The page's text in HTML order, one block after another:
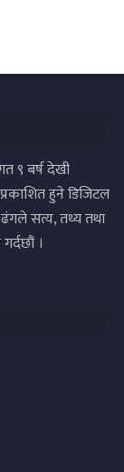
९ बर्ष देखी
हुने डिजिटल
सत्य, तथ्य तथा
।